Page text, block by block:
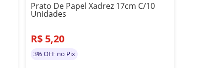
Prato De Papel Xadrez 17cm C/10
Unidades
R$ 5,20
3% OFF no Pix